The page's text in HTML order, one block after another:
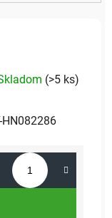
(>5 ks)
HN082286